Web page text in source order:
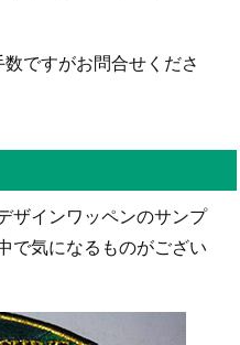
ですがお問合せくださ
ザインワッペンのサンプ
で気になるものがござい